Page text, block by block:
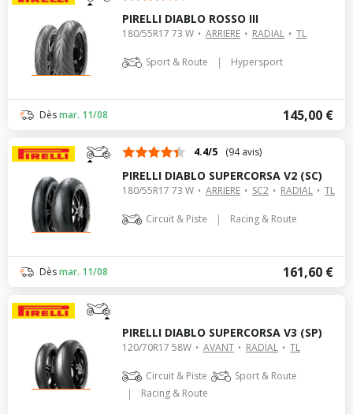
PIRELLI DIABLO ROSSO III
180/55R17 73 W ARRIERE RADIAL TL
Sport & Route | Hypersport
145,00 €
Dèsmar. 11/08
4.4/5 (94 avis)
PIRELLI DIABLO SUPERCORSA V2 (SC)
180/55R17 73 W ARRIERE SC2 RADIAL TL
Circuit & Piste | Racing & Route
161,60 €
Dèsmar. 11/08
PIRELLI DIABLO SUPERCORSA V3 (SP)
120/70R17 58W AVANT RADIAL TL
Circuit & Piste Sport & Route
| Racing & Route